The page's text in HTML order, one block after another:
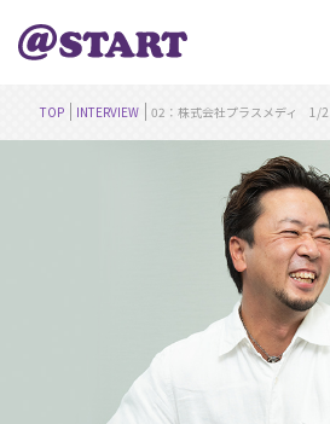
TOP INTERVIEW 02：株式会社プラスメディ 1/2